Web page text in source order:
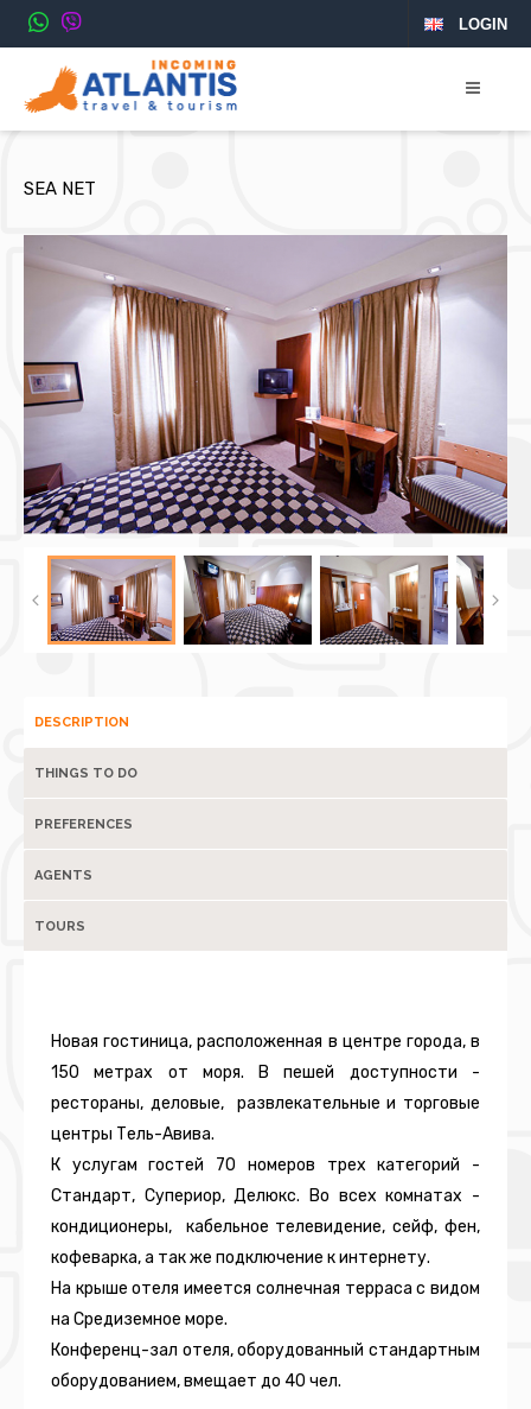
LOGIN
SEA NET
DESCRIPTION
THINGS TO DO
PREFERENCES
AGENTS
TOURS
Новая гостиница, расположенная в центре города, в
150 метрах от моря. В пешей доступности -
рестораны, деловые, развлекательные и торговые
центры Тель-Авива.
К услугам гостей 70 номеров трех категорий -
Стандарт, Супериор, Делюкс. Во всех комнатах -
кондиционеры, кабельное телевидение, сейф, фен,
кофеварка, а так же подключение к интернету.
На крыше отеля имеется солнечная терраса с видом
на Средиземное море.
Конференц-зал отеля, оборудованный стандартным
оборудованием, вмещает до 40 чел.